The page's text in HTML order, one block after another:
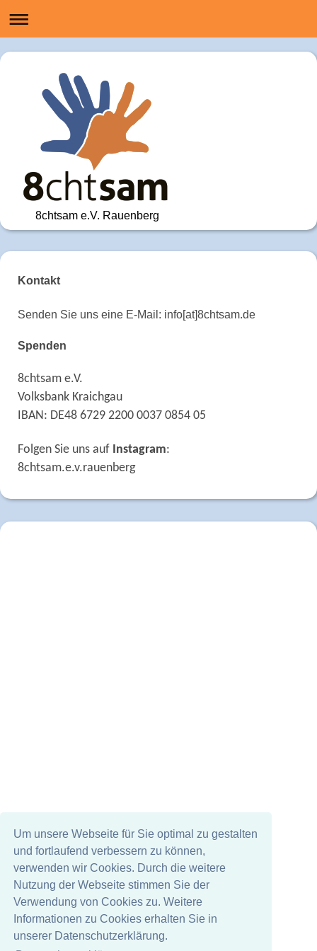
Um unsere Webseite für Sie optimal zu gestalten
und fortlaufend verbessern zu können,
verwenden wir Cookies. Durch die weitere
Nutzung der Webseite stimmen Sie der
Verwendung von Cookies zu. Weitere
Informationen zu Cookies erhalten Sie in
unserer Datenschutzerklärung.
8chtsam e.V. Rauenberg
Kontakt
Senden Sie uns eine E-Mail: info[at]8chtsam.de
Spenden
8chtsam e.V.
Volksbank Kraichgau
IBAN: DE48 6729 2200 0037 0854 05
Folgen Sie uns auf Instagram:
8chtsam.e.v.rauenberg